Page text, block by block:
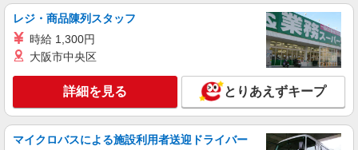
レジ・商品陳列スタッフ
時給 1,300円
大阪市中央区
詳細を見る とりあえずキープ
マイクロバスによる施設利用者送迎ドライバー